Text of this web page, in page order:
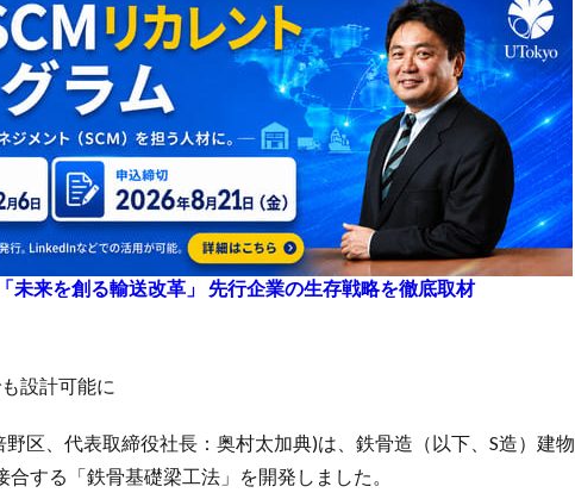
未来を創る輸送改革」 先行企業の生存戦略を徹底取材
設計可能に
区、代表取締役社長：奥村太加典)は、鉄骨造（以下、S造）建物
する「鉄骨基礎梁工法」を開発しました。